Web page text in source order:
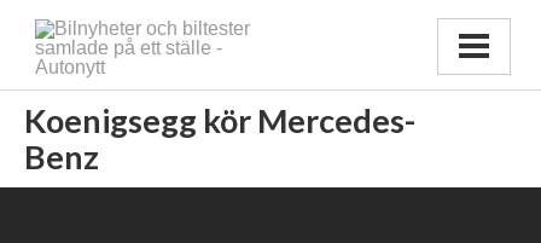
Koenigsegg kör Mercedes-
Benz